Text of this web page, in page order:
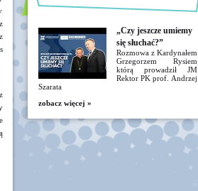
„Czy jeszcze umiemy
się słuchać?”
Rozmowa z Kardynałem
Grzegorzem Rysiem
którą prowadził JM
Rektor PK prof. Andrzej
Szarata
zobacz więcej »